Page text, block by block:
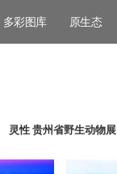
多彩图库 原生态
灵性 贵州省野生动物展